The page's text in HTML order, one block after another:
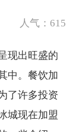
人气：615
现出旺盛的
中。餐饮加
了许多投资
城现在加盟